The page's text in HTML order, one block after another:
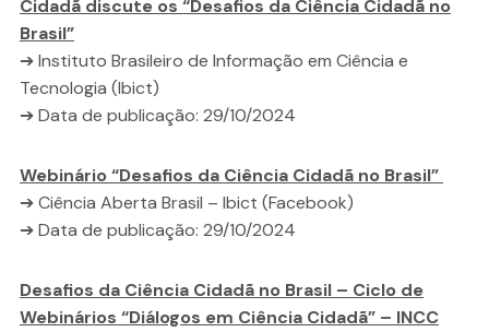
Cidadã discute os “Desafios da Ciência Cidadã no
Brasil”
➔ Instituto Brasileiro de Informação em Ciência e
Tecnologia (Ibict)
➔ Data de publicação: 29/10/2024
Webinário “Desafios da Ciência Cidadã no Brasil”
➔ Ciência Aberta Brasil – Ibict (Facebook)
➔ Data de publicação: 29/10/2024
Desafios da Ciência Cidadã no Brasil – Ciclo de
Webinários “Diálogos em Ciência Cidadã” – INCC